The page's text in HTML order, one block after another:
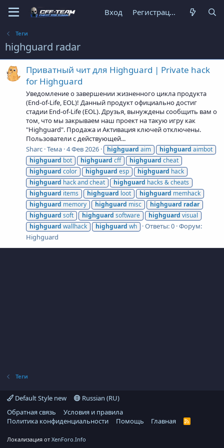
Вход Регистрация
Теги
highguard radar
Приватный чит для Highguard | Private hack
for Highguard
Уведомление о завершении жизненного цикла продукта
(End-of-Life, EOL)! Данный продукт официально достиг
стадии End-of-Life (EOL). Друзья, вынуждены сообщить вам о
том, что мы закрываем наш проект на такую игру как
"Highguard". Продажа и Активация ключей отключены.
Пользователи с действующей...
Sharc Тема 4 Фев 2026 highguard aim highguard aimbot
highguard bot highguard cff highguard cheat
highguard color highguard esp highguard hack
highguard hack and cheat highguard hacks & cheats
highguard items highguard loot highguard memhack
highguard memory highguard misc highguard radar
highguard soft highguard software highguard visual
highguard wallhack highguard wh Ответы: 0 Форум:
Highguard
Теги
Default Style new
Russian (RU)
Обратная связь
Условия и правила
Политика конфиденциальности
Помощь Главная
R
Локализация от XenForo.Info